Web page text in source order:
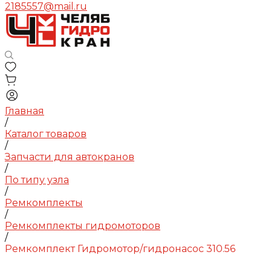
2185557@mail.ru
Главная
/
Каталог товаров
/
Запчасти для автокранов
/
По типу узла
/
Ремкомплекты
/
Ремкомплекты гидромоторов
/
Ремкомплект Гидромотор/гидронасос 310.56